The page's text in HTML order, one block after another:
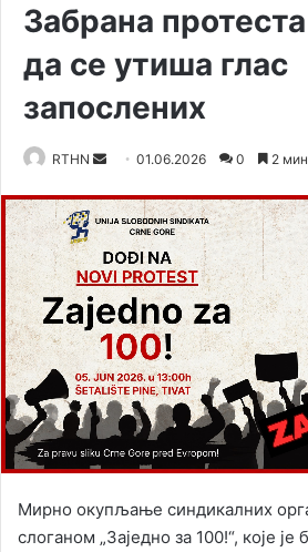
Забрана
да се утиша глас
запослених
RTHN
n
a
e
m
a
i
01.06.2026 0 2
Мирно окупљање синдикалних
слоганом „Заједно за 100!“, које је